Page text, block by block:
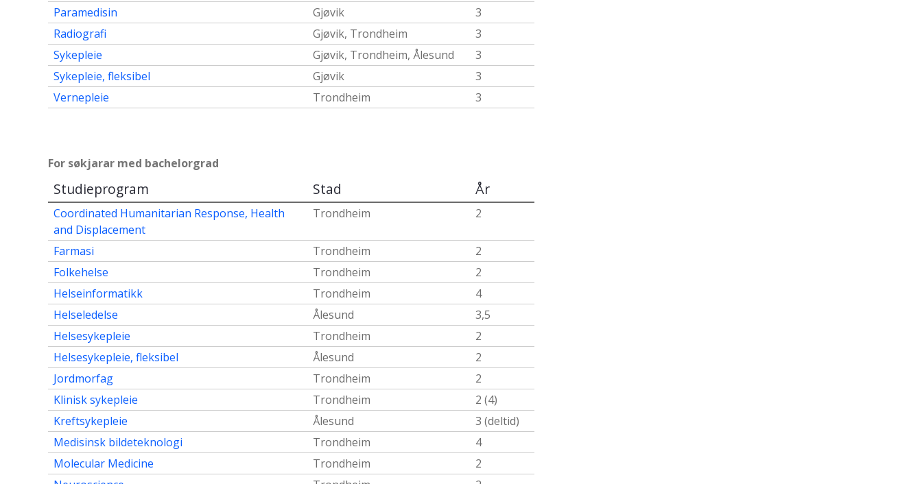
Paramedisin Gjøvik
3
Radiografi
Gjøvik, Trondheim
3
Sykepleie
Gjøvik, Trondheim, Ålesund
3
Sykepleie, fleksibel
Gjøvik
3
Vernepleie
Trondheim 3
For søkjarar med bachelorgrad
Studieprogram Stad År
Coordinated Humanitarian Response, Health
and Displacement
Trondheim 2
Farmasi Trondheim
2
Folkehelse
Trondheim
2
Helseinformatikk
Trondheim
4
Helseledelse
Ålesund
3,5
Helsesykepleie
Trondheim
2
Helsesykepleie, fleksibel
Ålesund
2
Jordmorfag
Trondheim
2
Klinisk sykepleie
Trondheim
2 (4)
Kreftsykepleie
Ålesund
3 (deltid)
Medisinsk bildeteknologi
Trondheim
4
Molecular Medicine
Trondheim
2